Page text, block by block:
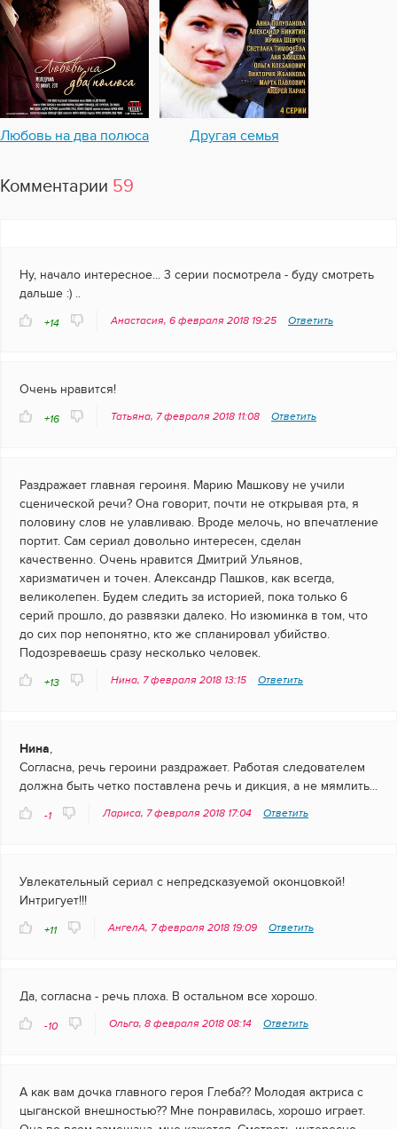
Любовь на два полюса Другая семья
Комментарии 59
Ну, начало интересное... 3 серии посмотрела - буду смотреть
дальше :) ..
+14 Анастасия, 6 февраля 2018 19:25 Ответить
Очень нравится!
+16 Татьяна, 7 февраля 2018 11:08 Ответить
Раздражает главная героиня. Марию Машкову не учили
сценической речи? Она говорит, почти не открывая рта, я
половину слов не улавливаю. Вроде мелочь, но впечатление
портит. Сам сериал довольно интересен, сделан
качественно. Очень нравится Дмитрий Ульянов,
харизматичен и точен. Александр Пашков, как всегда,
великолепен. Будем следить за историей, пока только 6
серий прошло, до развязки далеко. Но изюминка в том, что
до сих пор непонятно, кто же спланировал убийство.
Подозреваешь сразу несколько человек.
+13 Нина, 7 февраля 2018 13:15 Ответить
Нина,
Согласна, речь героини раздражает. Работая следователем
должна быть четко поставлена речь и дикция, а не мямлить...
-1 Лариса, 7 февраля 2018 17:04 Ответить
Увлекательный сериал с непредсказуемой оконцовкой!
Интригует!!!
+11 АнгелА, 7 февраля 2018 19:09 Ответить
Да, согласна - речь плоха. В остальном все хорошо.
-10 Ольга, 8 февраля 2018 08:14 Ответить
А как вам дочка главного героя Глеба?? Молодая актриса с
цыганской внешностью?? Мне понравилась, хорошо играет.